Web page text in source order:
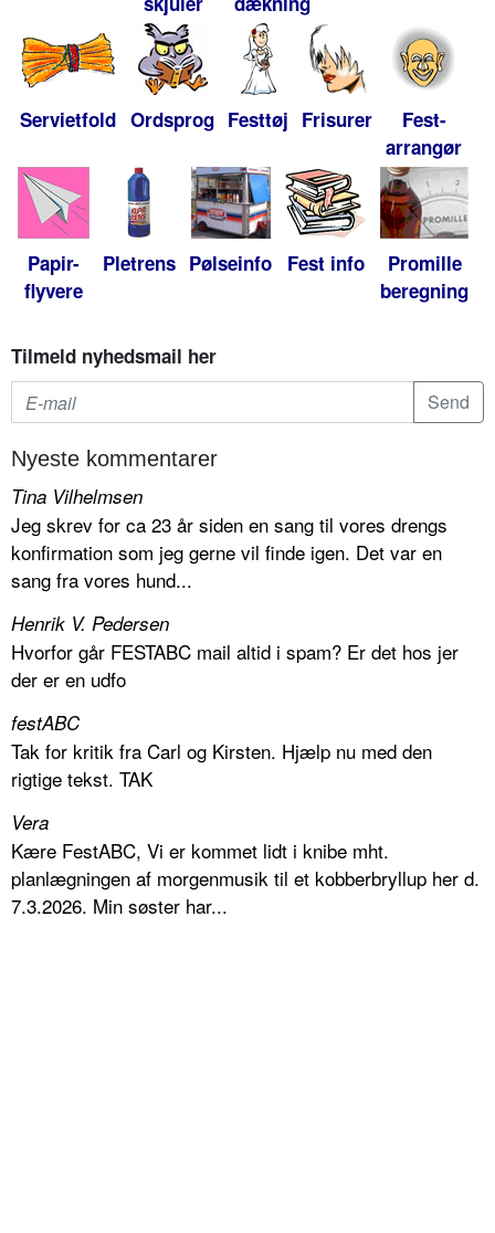
Servietfold Ordsprog Festtøj Frisurer
Fest-
arrangør
Papir-
flyvere
Pletrens Pølseinfo Fest info
Promille
beregning
Tilmeld nyhedsmail her
Nyeste kommentarer
Tina Vilhelmsen
Jeg skrev for ca 23 år siden en sang til vores drengs
konfirmation som jeg gerne vil finde igen. Det var en
sang fra vores hund...
Henrik V. Pedersen
Hvorfor går FESTABC mail altid i spam? Er det hos jer
der er en udfo
festABC
Tak for kritik fra Carl og Kirsten. Hjælp nu med den
rigtige tekst. TAK
Vera
Kære FestABC, Vi er kommet lidt i knibe mht.
planlægningen af morgenmusik til et kobberbryllup her d.
7.3.2026. Min søster har...